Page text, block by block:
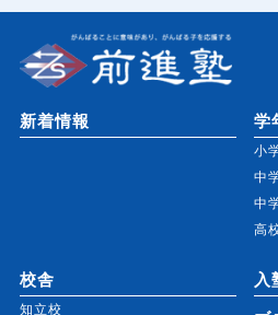
新着情報 学
小
中
中
高
校舎
知立校
入